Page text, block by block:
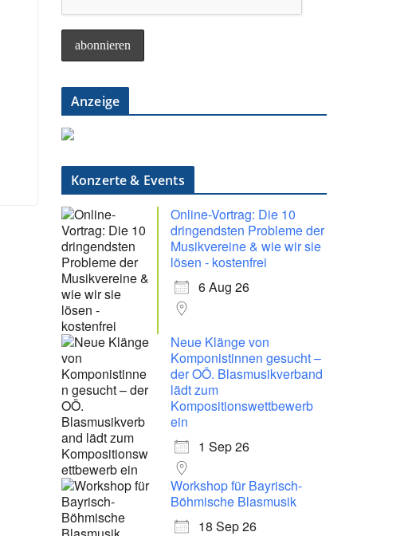
Anzeige
Konzerte & Events
Online-Vortrag: Die 10
dringendsten Probleme der
Musikvereine & wie wir sie
lösen - kostenfrei
6 Aug 26
Neue Klänge von
Komponistinnen gesucht –
der OÖ. Blasmusikverband
lädt zum
Kompositionswettbewerb
ein
1 Sep 26
Workshop für Bayrisch-
Böhmische Blasmusik
18 Sep 26